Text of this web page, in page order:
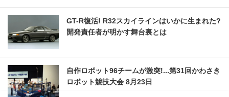
GT-R復活! R32スカイラインはいかに生まれた?
開発責任者が明かす舞台裏とは
自作ロボット96チームが激突!...第31回かわさき
ロボット競技大会 8月23日